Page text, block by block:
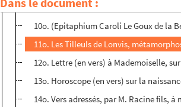
9o. Histoire de Larisse, traduite du
10o. (Epitaphium Caroli Le Goux de la
11o. Les Tilleuls de Lonvis,
12o. Lettre (en vers) à Mademoiselle,
13o. Horoscope (en vers) sur la
14o. Vers adressés, par M. Racine fils,